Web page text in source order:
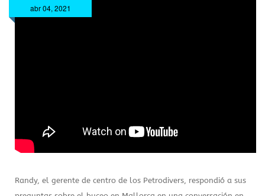
abr 04, 2021
Randy, el gerente de centro de los Petrodivers, respondió a sus